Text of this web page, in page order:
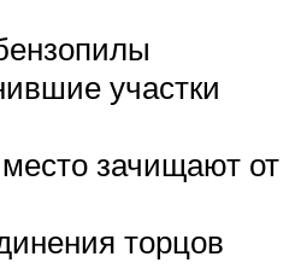
участки
зачищают от
торцов